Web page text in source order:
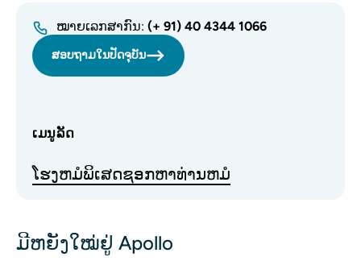
ໝາຍເລກສາກົນ: (+ 91) 40 4344 1066
ສອບ​ຖາມ​ໃນ​ປັດ​ຈຸ​ບັນ​
ເມນູລັດ
ໂຮງຫມໍພິເສດຊອກຫາທ່ານຫມໍ
ມີຫຍັງໃໝ່ຢູ່ Apollo